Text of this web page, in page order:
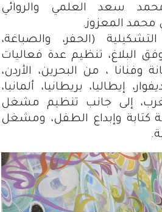
سعد العلمي والروائي
محمد المعزوز.
(الحفر، والصباغة،
البلاغ، تنظيم عدة فعاليات
فيها 32 فنانة وفنانا ، من البحرين، الأردن،
إيطاليا، بريطانيا، ألمانيا،
إلى جانب تنظيم مشغل
كتابة وإبداع الطفل، ومشغل